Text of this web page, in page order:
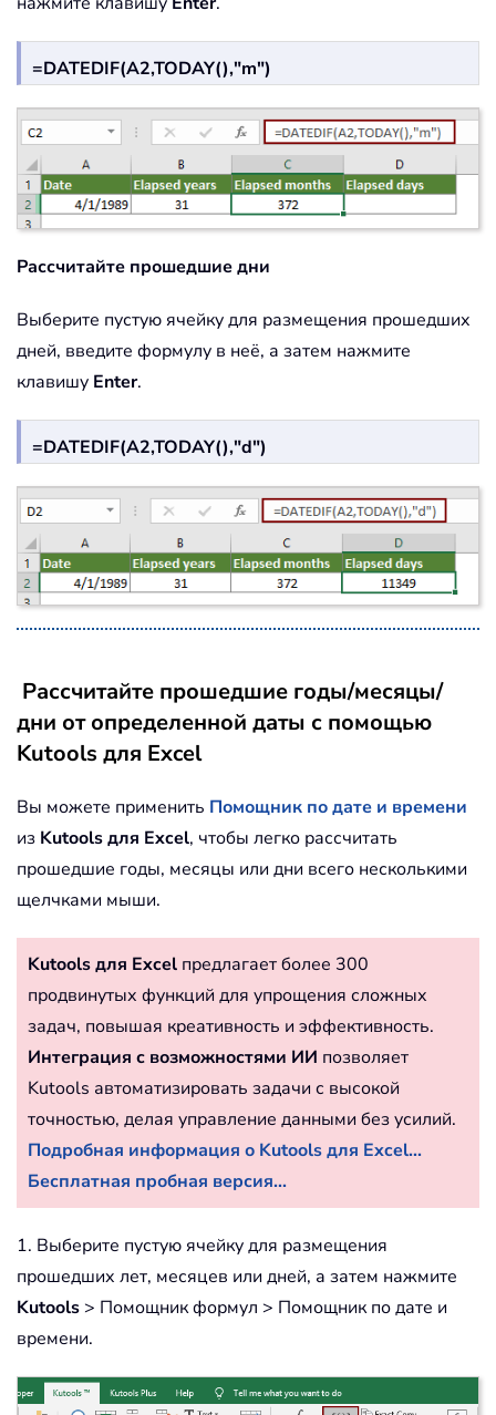
=DATEDIF(A2,TODAY(),"m")
Рассчитайте прошедшие дни
Выберите пустую ячейку для размещения прошедших
дней, введите формулу в неё, а затем нажмите
клавишу Enter.
=DATEDIF(A2,TODAY(),"d")
Рассчитайте прошедшие годы/месяцы/
дни от определенной даты с помощью
Kutools для Excel
Вы можете применить Помощник по дате и времени
из Kutools для Excel, чтобы легко рассчитать
прошедшие годы, месяцы или дни всего несколькими
щелчками мыши.
Kutools для Excel предлагает более 300
продвинутых функций для упрощения сложных
задач, повышая креативность и эффективность.
Интеграция с возможностями ИИ позволяет
Kutools автоматизировать задачи с высокой
точностью, делая управление данными без усилий.
Подробная информация о Kutools для Excel...
Бесплатная пробная версия...
1. Выберите пустую ячейку для размещения
прошедших лет, месяцев или дней, а затем нажмите
Kutools > Помощник формул > Помощник по дате и
времени.